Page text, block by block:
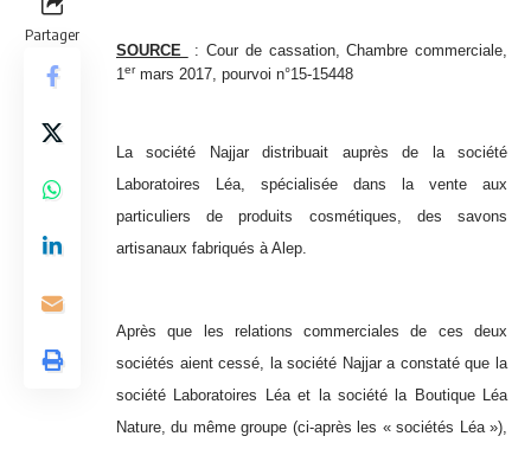
Partager
SOURCE
: Cour de cassation, Chambre commerciale,
1ermars 2017, pourvoi n°15-15448
La société Najjar distribuait auprès de la société
Laboratoires Léa, spécialisée dans la vente aux
particuliers de produits cosmétiques, des savons
artisanaux fabriqués à Alep.
Après que les relations commerciales de ces deux
sociétés aient cessé, la société Najjar a constaté que la
société Laboratoires Léa et la société la Boutique Léa
Nature, du même groupe (ci-après les « sociétés Léa »),